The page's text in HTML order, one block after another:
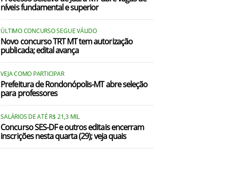
níveis fundamental e superior
ÚLTIMO CONCURSO SEGUE VÁLIDO
Novo concurso TRT MT tem autorização
publicada; edital avança
VEJA COMO PARTICIPAR
Prefeitura de Rondonópolis-MT abre seleção
para professores
SALÁRIOS DE ATÉ R$ 21,3 MIL
Concurso SES-DF e outros editais encerram
inscrições nesta quarta (29); veja quais